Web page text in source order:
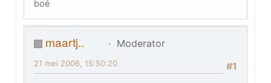
boé
maartj..
Moderator
#1
21 mei 2006, 15:50:20